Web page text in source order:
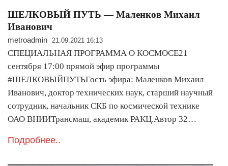
ШЕЛКОВЫЙ ПУТЬ — Маленков Михаил
Иванович
metroadmin 21.09.2021 16:13
СПЕЦИАЛЬНАЯ ПРОГРАММА О КОСМОСЕ21
сентября 17:00 прямой эфир программы
#ШЕЛКОВЫЙПУТЬГость эфира: Маленков Михаил
Иванович, доктор технических наук, старший научный
сотрудник, начальник СКБ по космической технике
ОАО ВНИИТрансмаш, академик РАКЦ.Автор 32…
Подробнее..